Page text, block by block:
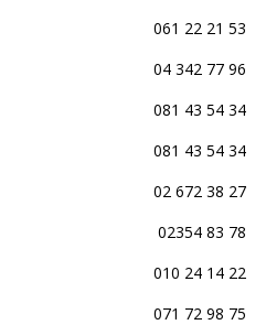
061 22 21 53
04 342 77 96
081 43 54 34
081 43 54 34
02 672 38 27
02354 83 78
010 24 14 22
071 72 98 75